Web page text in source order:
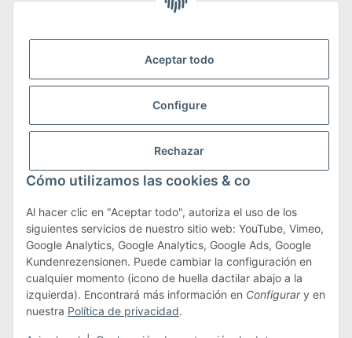
Aceptar todo
Configure
Rechazar
Cómo utilizamos las cookies & co
Al hacer clic en "Aceptar todo", autoriza el uso de los
siguientes servicios de nuestro sitio web: YouTube, Vimeo,
Google Analytics, Google Analytics, Google Ads, Google
Kundenrezensionen. Puede cambiar la configuración en
cualquier momento (icono de huella dactilar abajo a la
izquierda). Encontrará más información en Configurary en
nuestra Política de privacidad.
Más información sobre transporte y devoluciones
Términos y condiciones
#global.withdrawalForm#